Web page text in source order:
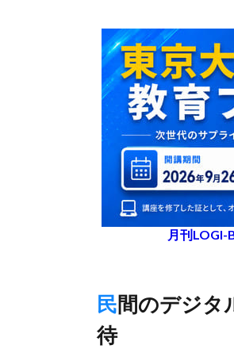
月刊LOGI-
民間のデジタル化支援明記、物流業界の“脱アナログ”加速に期
待